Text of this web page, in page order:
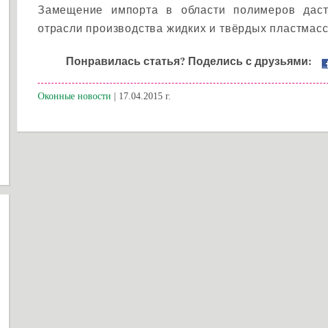
Замещение импорта в области полимеров
отрасли производства жидких и твёрдых
Понравилась статья? Поделись с друзьями:
Оконные новости | 17.04.2015 г.